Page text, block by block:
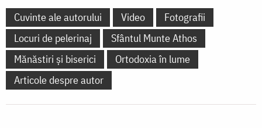
Cuvinte ale autorului Video
Fotografii
Locuri de pelerinaj
Sfântul Munte Athos
Mănăstiri și biserici
Ortodoxia în lume
Articole despre autor